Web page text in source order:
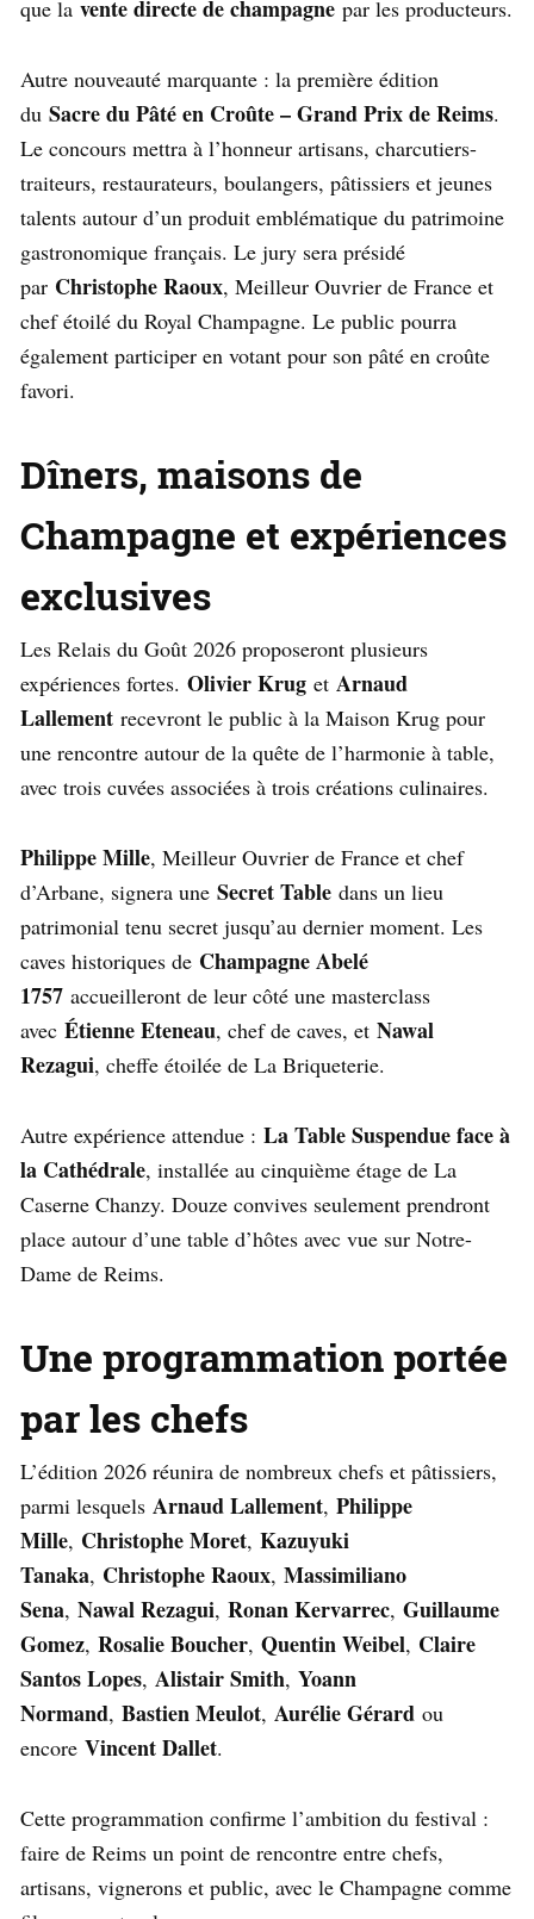
que la vente directe de champagne par les producteurs.
Autre nouveauté marquante : la première édition
du Sacre du Pâté en Croûte – Grand Prix de Reims.
Le concours mettra à l’honneur artisans, charcutiers-
traiteurs, restaurateurs, boulangers, pâtissiers et jeunes
talents autour d’un produit emblématique du patrimoine
gastronomique français. Le jury sera présidé
par Christophe Raoux, Meilleur Ouvrier de France et
chef étoilé du Royal Champagne. Le public pourra
également participer en votant pour son pâté en croûte
favori.
Dîners, maisons de
Champagne et expériences
exclusives
Les Relais du Goût 2026 proposeront plusieurs
expériences fortes. Olivier Krug et Arnaud
Lallement recevront le public à la Maison Krug pour
une rencontre autour de la quête de l’harmonie à table,
avec trois cuvées associées à trois créations culinaires.
Philippe Mille, Meilleur Ouvrier de France et chef
d’Arbane, signera une Secret Table dans un lieu
patrimonial tenu secret jusqu’au dernier moment. Les
caves historiques de Champagne Abelé
1757 accueilleront de leur côté une masterclass
avec Étienne Eteneau, chef de caves, et Nawal
Rezagui, cheffe étoilée de La Briqueterie.
Autre expérience attendue : La Table Suspendue face à
la Cathédrale, installée au cinquième étage de La
Caserne Chanzy. Douze convives seulement prendront
place autour d’une table d’hôtes avec vue sur Notre-
Dame de Reims.
Une programmation portée
par les chefs
L’édition 2026 réunira de nombreux chefs et pâtissiers,
parmi lesquels Arnaud Lallement, Philippe
Mille, Christophe Moret, Kazuyuki
Tanaka, Christophe Raoux, Massimiliano
Sena, Nawal Rezagui, Ronan Kervarrec, Guillaume
Gomez, Rosalie Boucher, Quentin Weibel, Claire
Santos Lopes, Alistair Smith, Yoann
Normand, Bastien Meulot, Aurélie Gérard ou
encore Vincent Dallet.
Cette programmation confirme l’ambition du festival :
faire de Reims un point de rencontre entre chefs,
artisans, vignerons et public, avec le Champagne comme